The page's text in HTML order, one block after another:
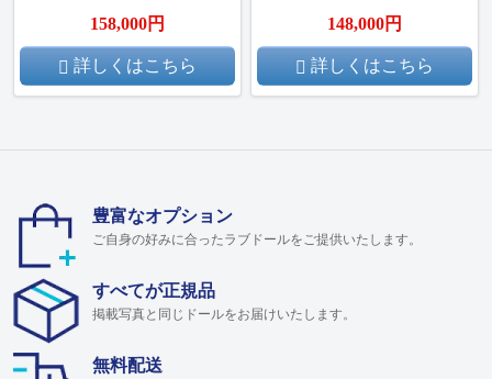
ドール 掲載画像はフルシリコ
ン製
158,000円
詳しくはこちら
スタマイズ可能
148,000円
詳しくはこちら
豊富なオプション
ご自身の好みに合ったラブドールをご提供いたします。
すべてが正規品
掲載写真と同じドールをお届けいたします。
無料配送